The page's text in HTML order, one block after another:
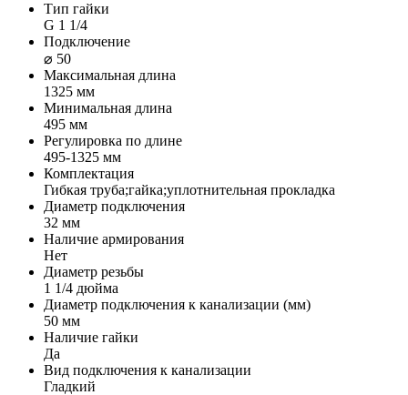
Тип гайки
G 1 1/4
Подключение
⌀ 50
Максимальная длина
1325 мм
Минимальная длина
495 мм
Регулировка по длине
495-1325 мм
Комплектация
Гибкая труба;гайка;уплотнительная прокладка
Диаметр подключения
32 мм
Наличие армирования
Нет
Диаметр резьбы
1 1/4 дюйма
Диаметр подключения к канализации (мм)
50 мм
Наличие гайки
Да
Вид подключения к канализации
Гладкий